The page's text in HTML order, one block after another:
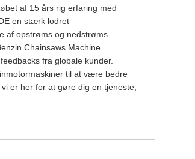
af 15 års rig erfaring med
en stærk lodret
af opstrøms og nedstrøms
Chainsaws Machine
fra globale kunder.
til at være bedre
er her for at gøre dig en tjeneste,